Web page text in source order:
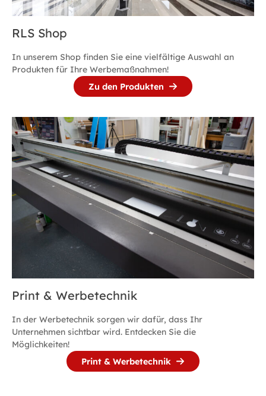
RLS Shop
In unserem Shop finden Sie eine vielfältige Auswahl an
Produkten für Ihre Werbemaßnahmen!
Zu den Produkten
Print & Werbetechnik
In der Werbetechnik sorgen wir dafür, dass Ihr
Unternehmen sichtbar wird. Entdecken Sie die
Möglichkeiten!
Print & Werbetechnik